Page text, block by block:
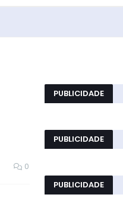
0
PUBLICIDADE
PUBLICIDADE
PUBLICIDADE